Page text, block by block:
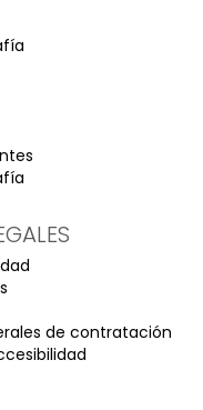
de contratación